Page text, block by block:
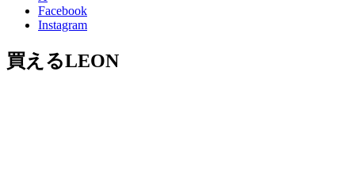
Facebook
Instagram
買えるLEON